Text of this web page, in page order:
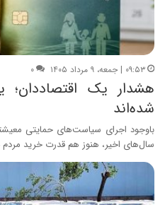
۰۹:۵۳ | جمعه، ۹ مرداد ۱۴۰۵ ۰
هشدار یک اقتصاددان؛
شده‌اند
باوجود اجرای سیاست‌های حمایتی
سال‌های اخیر، هنوز هم قدرت خرید مردم